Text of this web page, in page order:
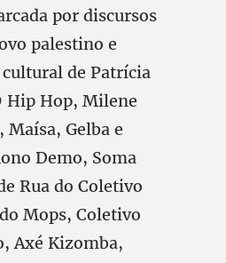
por discursos
palestino e
cultural de Patrícia
Hip Hop, Milene
Maísa, Gelba e
Demo, Soma
Rua do Coletivo
Mops, Coletivo
Axé Kizomba,